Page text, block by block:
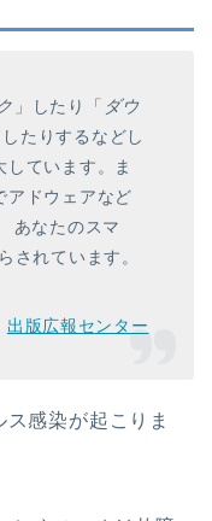
」したり「 ダウ
たりするなどし
ています。ま
アドウェアなど
あなたのスマ
されています。
出版広報センター
感染が起こりま